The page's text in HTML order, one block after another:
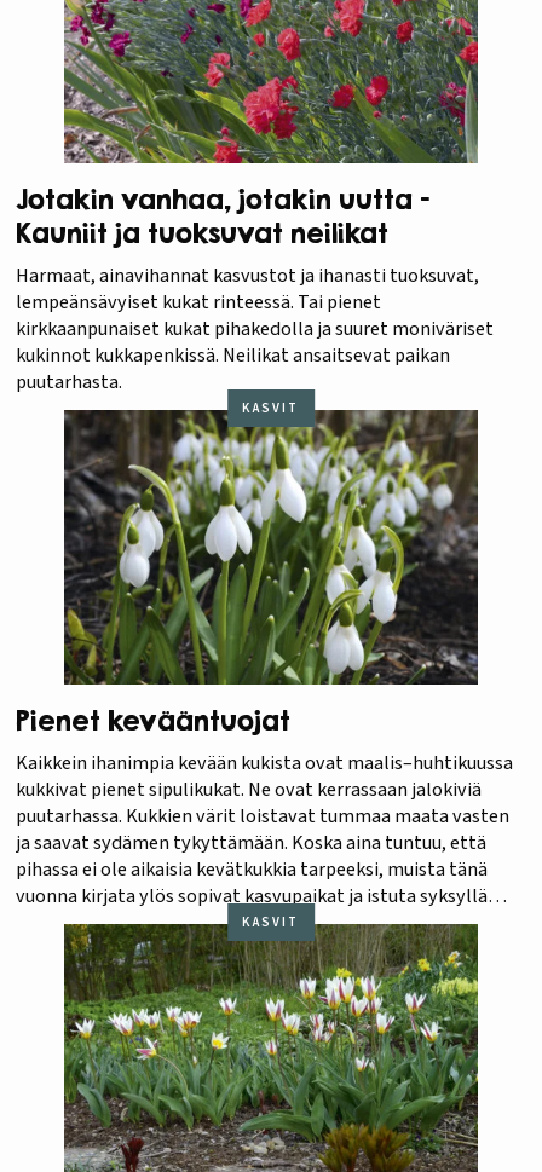
Jotakin vanhaa, jotakin uutta –
Kauniit ja tuoksuvat neilikat
Harmaat, ainavihannat kasvustot ja ihanasti tuoksuvat,
lempeänsävyiset kukat rinteessä. Tai pienet
kirkkaanpunaiset kukat pihakedolla ja suuret moniväriset
kukinnot kukkapenkissä. Neilikat ansaitsevat paikan
puutarhasta.
KASVIT
Pienet kevääntuojat
Kaikkein ihanimpia kevään kukista ovat maalis–huhtikuussa
kukkivat pienet sipulikukat. Ne ovat kerrassaan jalokiviä
puutarhassa. Kukkien värit loistavat tummaa maata vasten
ja saavat sydämen tykyttämään. Koska aina tuntuu, että
pihassa ei ole aikaisia kevätkukkia tarpeeksi, muista tänä
vuonna kirjata ylös sopivat kasvupaikat ja istuta syksyllä
lisää sipuleita ja mukuloita.
KASVIT